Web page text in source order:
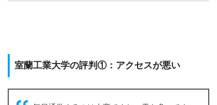
室蘭工業大学の評判①：アクセスが悪い